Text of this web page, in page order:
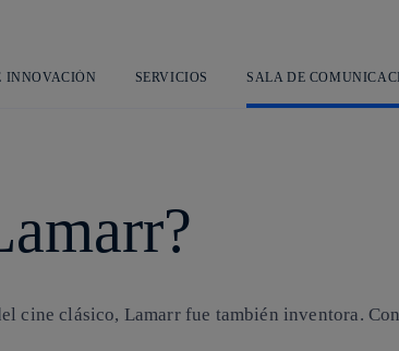
principal
INNOVACIÓN SERVICIOS SALA DE
cine clásico, Lamarr fue también inventora.